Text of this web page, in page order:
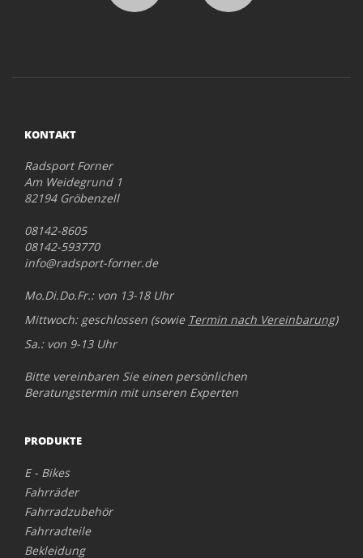
KONTAKT
Radsport Forner
Am Weidegrund 1
82194 Gröbenzell
08142-8605
08142-593770
info@radsport-forner.de
Mo.Di.Do.Fr.: von 13-18 Uhr
Mittwoch: geschlossen (sowie Termin nach Vereinbarung)
Sa.: von 9-13 Uhr
Bitte vereinbaren Sie einen persönlichen
Beratungstermin mit unseren Experten
PRODUKTE
E - Bikes
Fahrräder
Fahrradzubehör
Fahrradteile
Bekleidung